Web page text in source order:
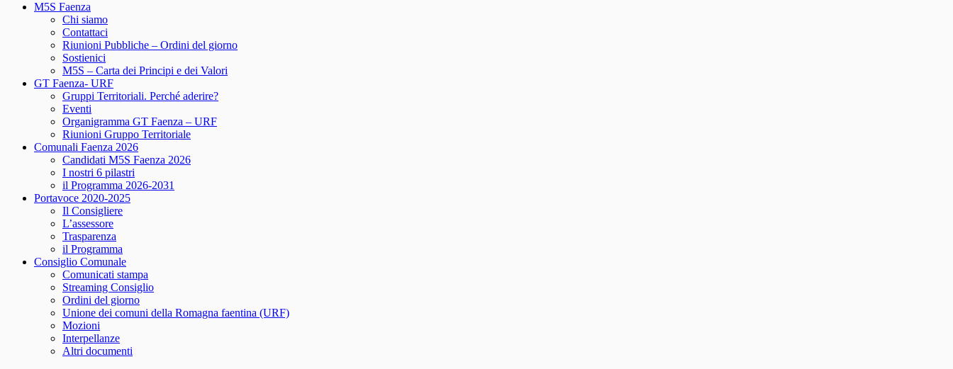
M5S Faenza
Chi siamo
Contattaci
Riunioni Pubbliche – Ordini del giorno
Sostienici
M5S – Carta dei Principi e dei Valori
GT Faenza- URF
Gruppi Territoriali. Perché aderire?
Eventi
Organigramma GT Faenza – URF
Riunioni Gruppo Territoriale
Comunali Faenza 2026
Candidati M5S Faenza 2026
I nostri 6 pilastri
il Programma 2026-2031
Portavoce 2020-2025
Il Consigliere
L’assessore
Trasparenza
il Programma
Consiglio Comunale
Comunicati stampa
Streaming Consiglio
Ordini del giorno
Unione dei comuni della Romagna faentina (URF)
Mozioni
Interpellanze
Altri documenti